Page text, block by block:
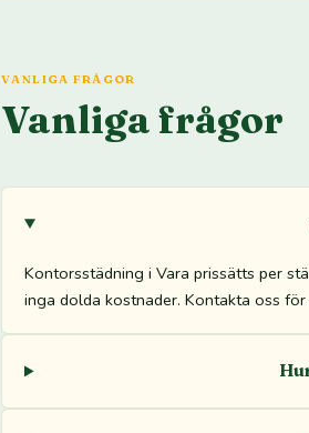
VANLIGA FRÅGOR
Vanliga frågor
Kontorsstädning i Vara prissätts per
inga dolda kostnader. Kontakta oss